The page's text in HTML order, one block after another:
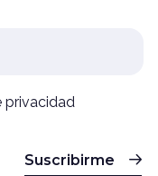
privacidad
Suscribirme